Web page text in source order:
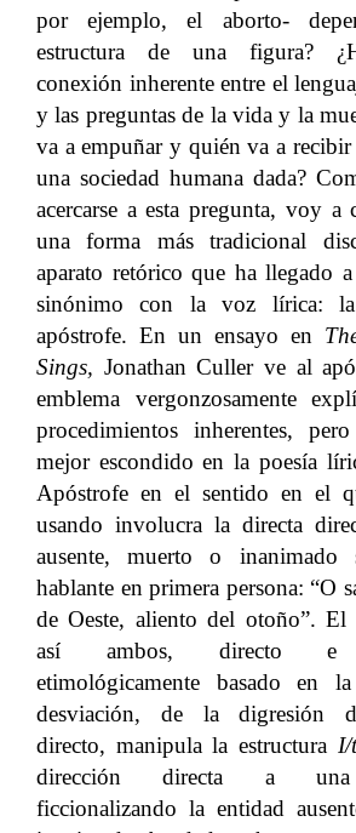
por ejemplo, el aborto-
estructura de una figura?
conexión inherente entre el
y las preguntas de la vida y la
va a empuñar y quién va a
una sociedad humana dada?
acercarse a esta pregunta, voy a
una forma más tradicional
aparato retórico que ha llegado a
sinónimo con la voz lírica:
apóstrofe. En un ensayo en
Sings, Jonathan Culler ve al
emblema vergonzosamente
procedimientos inherentes,
mejor escondido en la poesía
Apóstrofe en el sentido en el
usando involucra la directa
ausente, muerto o
hablante en primera persona: “O
de Oeste, aliento del otoño”. El
así ambos, directo e
etimológicamente basado en
desviación, de la digresión
directo, manipula la estructura I/
dirección directa a una
ficcionalizando la entidad